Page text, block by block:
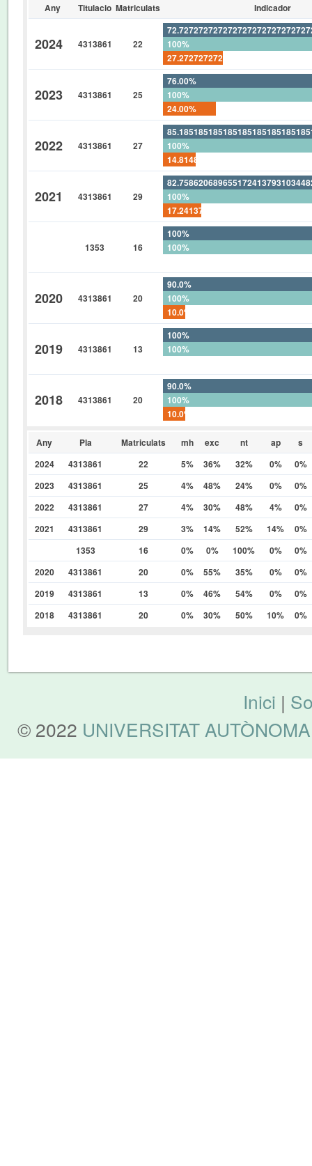
Any Titulacio Matriculats Indicador
2024 4313861 22
100%
2023 4313861 25
76.00%
100%
24.00%
2022 4313861 27
100%
2021 4313861 29
100%
1353 16
100%
100%
2020 4313861 20
90.0%
100%
10.0%
2019 4313861 13
100%
100%
2018 4313861 20
90.0%
100%
10.0%
Any Pla Matriculats mh exc nt ap
s
2024
4313861 22 5% 36% 32% 0%
0%
2023
4313861 25 4% 48% 24% 0%
0%
2022
4313861 27 4% 30% 48% 4%
0%
2021
4313861 29 3% 14% 52% 14%
0%
1353
16 0% 0% 100% 0%
0%
2020
4313861 20 0% 55% 35% 0%
0%
2019
4313861 13 0% 46% 54% 0%
0%
2018
4313861 20 0% 30% 50% 10% 0%
Inici |
© 2022 UNIVERSITAT